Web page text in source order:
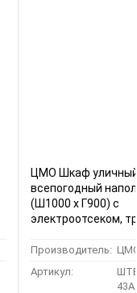
ЦМО Шкаф
всепогодный
(Ш1000 х Г900) с
электроотсеком,
Производитель:
Артикул: